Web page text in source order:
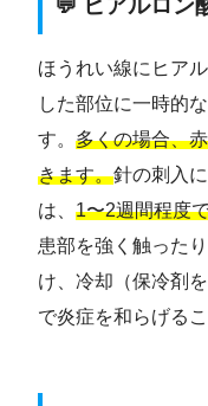
💬 ヒアルロン
ほうれい線にヒア
した部位に一時的
す。 多くの場合、
きます。針の刺入
は、 1〜2週間程度
患部を強く触った
け、冷却（保冷剤
で炎症を和らげる